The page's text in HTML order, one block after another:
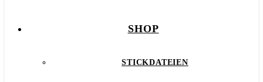
SHOP
STICKDATEIEN